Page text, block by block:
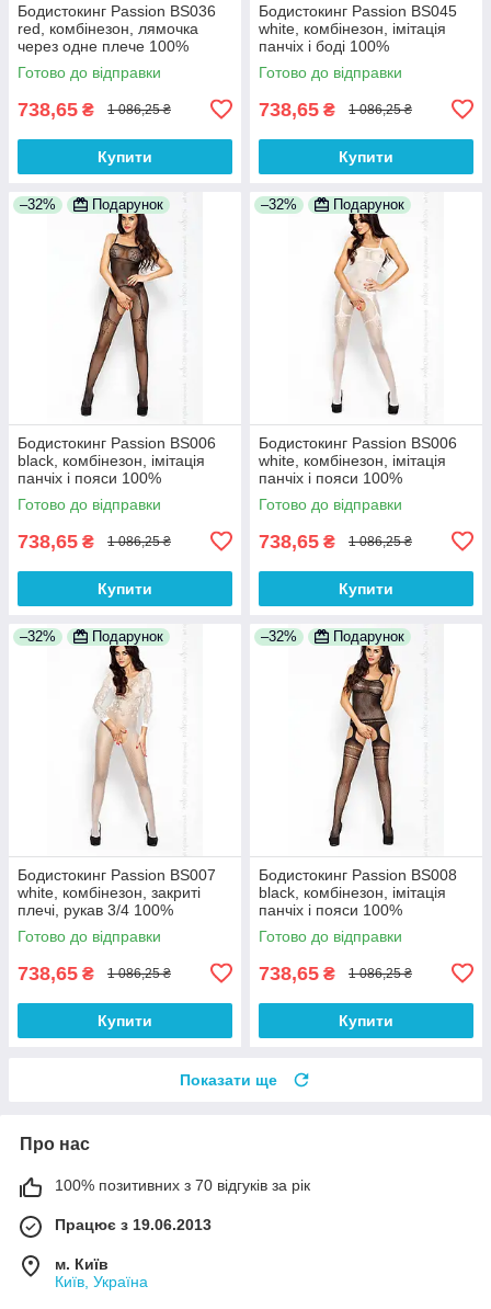
Бодистокинг Passion BS036
red, комбінезон, лямочка
через одне плече 100%
Анонімності
Готово до відправки
738,65 ₴ 1 086,25 ₴
Купити
Бодистокинг Passion BS045
white, комбінезон, імітація
панчіх і боді 100%
Анонімності
Готово до відправки
738,65 ₴ 1 086,25 ₴
Купити
–32% Подарунок
Бодистокинг Passion BS006
black, комбінезон, імітація
панчіх і пояси 100%
Анонімності
Готово до відправки
738,65 ₴ 1 086,25 ₴
Купити
–32% Подарунок
Бодистокинг Passion BS006
white, комбінезон, імітація
панчіх і пояси 100%
Анонімності
Готово до відправки
738,65 ₴ 1 086,25 ₴
Купити
–32% Подарунок
Бодистокинг Passion BS007
white, комбінезон, закриті
плечі, рукав 3/4 100%
Анонімності
Готово до відправки
738,65 ₴ 1 086,25 ₴
Купити
–32% Подарунок
Бодистокинг Passion BS008
black, комбінезон, імітація
панчіх і пояси 100%
Анонімності
Готово до відправки
738,65 ₴ 1 086,25 ₴
Купити
Показати ще
Про нас
100% позитивних з 70 відгуків за рік
Працює з 19.06.2013
м. Київ
Київ, Україна